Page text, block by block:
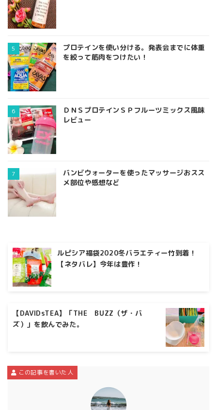
プロテインを使い分ける。発表会までに体重
を絞って筋肉をつけたい！
ＤＮＳプロテインＳＰフルーツミックス風味
レビュー
バンビウォーターを使ったマッサージおスス
メ部位や感想など
ルピシア福袋2020冬バラエティー竹到着！
【ネタバレ】今年は豊作！
【DAVIDsTEA】「THE BUZZ（ザ・バ
ズ）」を飲んでみた。
この記事を書いた人